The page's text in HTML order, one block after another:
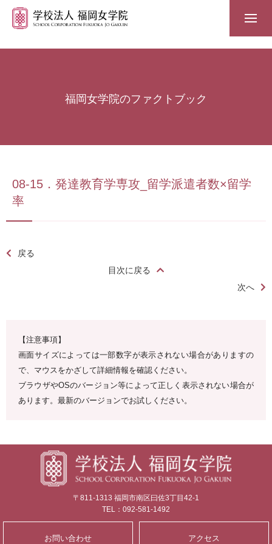
福岡女学院のファクトブック
08-15．発達教育学専攻_留学派遣者数×留学
率
戻る
目次に戻る
次へ
【注意事項】
画面サイズによっては一部数字が表示されない場合がありますの
で、マウスをかざして詳細情報を確認ください。
ブラウザやOSのバージョン等によって正しく表示されない場合が
あります。最新のバージョンでお試しください。
〒811-1313 福岡市南区曰佐3丁目42-1
TEL：092-581-1492
お問い合わせ アクセス